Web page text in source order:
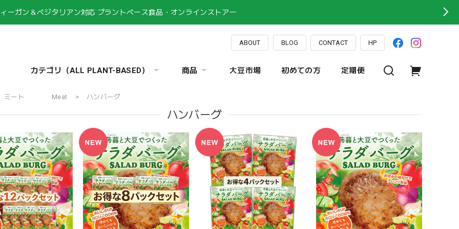
ーガン＆ベジタリアン対応 プラントベース食品・オンラインストアー
ABOUT BLOG CONTACT HP
カテゴリ（ALL PLANT-BASED） 商品 大豆市場 初めての方 定期便
ミート Meat ハンバーグ
ハンバーグ